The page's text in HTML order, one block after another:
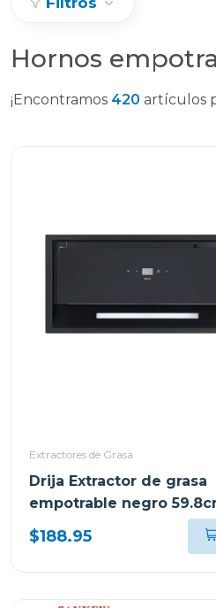
Hornos
¡Encontramos 420 artículos
Extractores de Grasa
Drija Extractor de grasa
empotrable negro
sottile60
$188.95